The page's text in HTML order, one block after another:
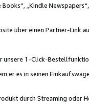
„Kindle
über einen Partner-Link
1-Click-
er es in seinen
durch Streaming oder